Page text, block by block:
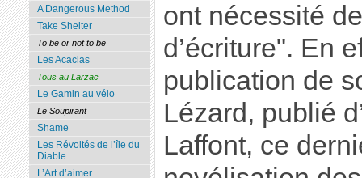
ont nécessité
d’écriture". En
publication de
Lézard, publié
Laffont, ce
A Dangerous Method
Take Shelter
To be or not to be
Les Acacias
Tous au Larzac
Le Gamin au vélo
Le Soupirant
Shame
Les Révoltés de l’île du
Diable
L’Art d’aimer